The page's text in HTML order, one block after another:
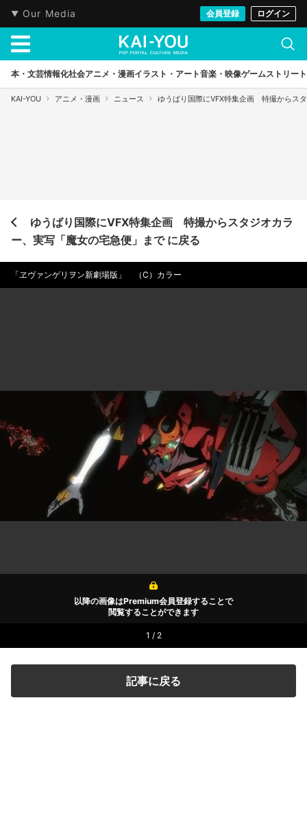
Our Media 会員登録 ログイン
本・文芸情報化社会アニメ・漫画イラスト・アート音楽・映像ゲームストリート
KAI-YOU アニメ・漫画 ニュース ゆうばり国際にVFX特集企画 特撮からス
ゆうばり国際にVFX特集企画 特撮からスタジオカラ
ー、実写「魔女の宅急便」まで に戻る
「ヱヴァンゲリヲン新劇場版」 （C）カラー
以降の画像はPremium会員登録することで
閲覧することができます
1 / 2
記事に戻る